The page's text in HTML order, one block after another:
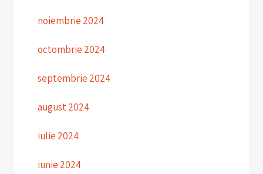
noiembrie 2024
octombrie 2024
septembrie 2024
august 2024
iulie 2024
iunie 2024